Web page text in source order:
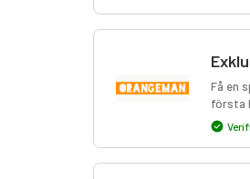
Få en
första